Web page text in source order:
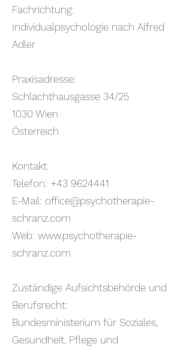
Fachrichtung:
Individualpsychologie nach Alfred
Adler
Praxisadresse:
Schlachthausgasse 34/25
1030 Wien
Österreich
Kontakt:
Telefon: +43 9624441
E-Mail: office@psychotherapie-
schranz.com
Web: www.psychotherapie-
schranz.com
Zuständige Aufsichtsbehörde und
Berufsrecht:
Bundesministerium für Soziales,
Gesundheit, Pflege und